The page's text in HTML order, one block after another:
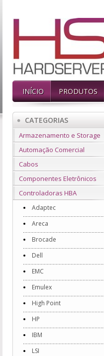
INÍCIO PRODUTOS
CATEGORIAS
Armazenamento e Storage
Automação Comercial
Cabos
Componentes Eletrônicos
Controladoras HBA
Adaptec
Areca
Brocade
Dell
EMC
Emulex
High Point
HP
IBM
LSI